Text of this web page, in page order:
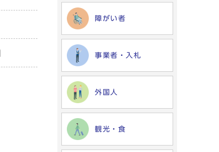
障がい者
事業者・入札
外国人
観光・食